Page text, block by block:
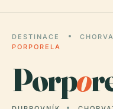
DESTINACE
PORPORELA
Porpo